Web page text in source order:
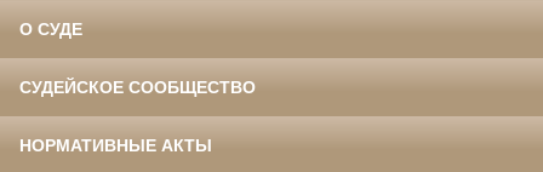
О СУДЕ
СУДЕЙСКОЕ СООБЩЕСТВО
НОРМАТИВНЫЕ АКТЫ